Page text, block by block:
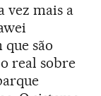
vez mais a
são
real sobre